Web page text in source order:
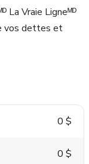
La Vraie Ligneᴹᴰ
vos dettes et
0 $
0 $